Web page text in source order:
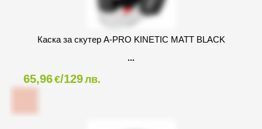
Каска за скутер A-PRO KINETIC MATT BLACK
65,96€/129лв.